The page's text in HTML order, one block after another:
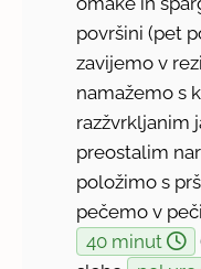
površini (pet
zavijemo v
namažemo s
razžvrkljanim
preostalim
položimo s
pečemo v
40 minut